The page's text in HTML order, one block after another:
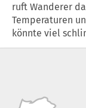
ruft Wanderer
Temperaturen
könnte viel